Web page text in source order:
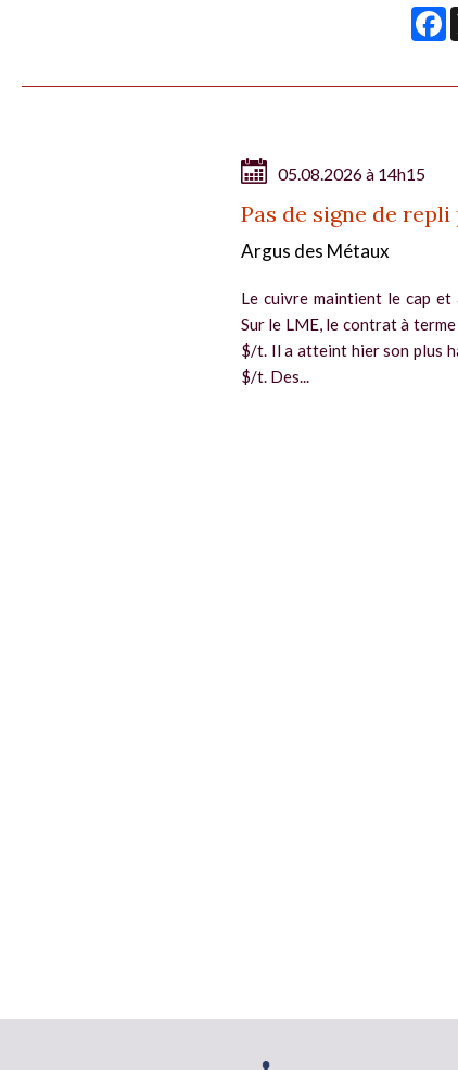
05.08.2026 à 14h15
Pas de signe de
Argus des Métaux
Le cuivre maintient le cap et
Sur le LME, le contrat à
$/t. Il a atteint hier son plus
$/t. Des...